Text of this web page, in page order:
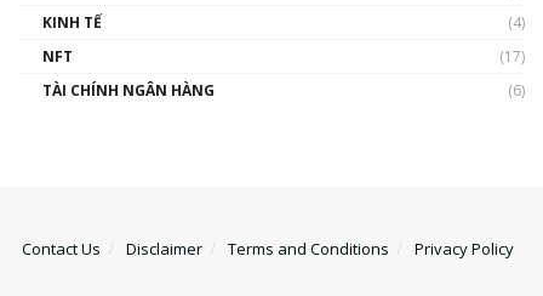
KINH TẾ
(4)
NFT
(17)
TÀI CHÍNH NGÂN HÀNG
(6)
Contact Us Disclaimer Terms and Conditions Privacy Policy